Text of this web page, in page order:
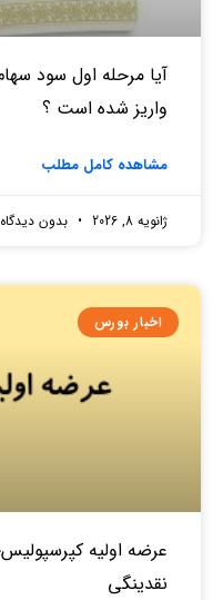
واریز شده است ؟
مشاهده کامل مطلب
ژانویه 8, 2026 بدون دیدگاه
اخبار بورس
نقدینگی